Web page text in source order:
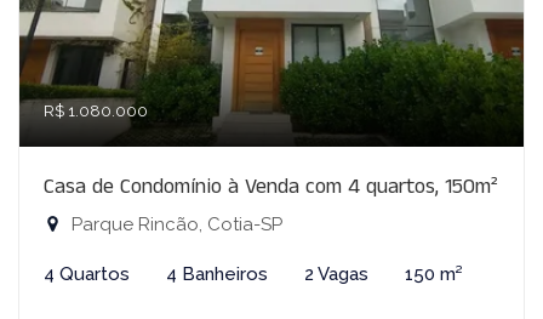
R$ 1.080.000
Casa de Condomínio à Venda com 4 quartos, 150m²
Parque Rincão, Cotia-SP
4 Quartos 4 Banheiros 2 Vagas 150 m²